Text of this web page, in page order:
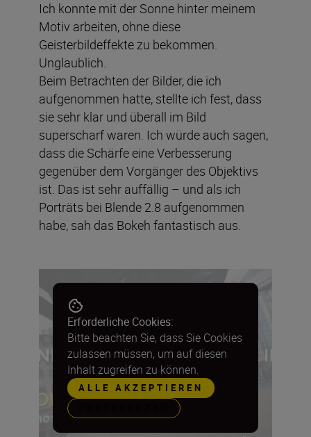
Ich konnte mit der Sonne hinter meinem
Motiv arbeiten, ohne diese
Geisterbildeffekte zu bekommen.
Unglaublich.
Beim Betrachten der Bilder, die ich
aufgenommen hatte, stellte ich fest, dass
sie sehr klar und überall im Bild
superscharf waren. Ich würde auch sagen,
dass die Schärfe eine Verbesserung
gegenüber dem Vorgänger des Objektivs
ist. Das ist sehr auffällig – und als ich
Porträts bei Blende 2.8 aufgenommen
habe, sah das Bokeh fantastisch aus.
Erforderliche Cookies:
Bitte beachten Sie, dass Sie Cookies
zulassen müssen, um auf diesen
Inhalt zugreifen zu können.
ALLE AKZEPTIEREN